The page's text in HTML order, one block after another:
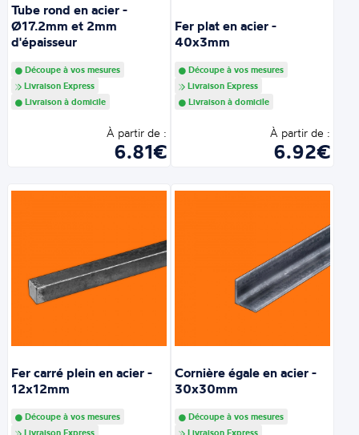
Tube rond en acier -
Ø17.2mm et 2mm
d'épaisseur
Découpe à vos mesures
Livraison Express
Livraison à domicile
À partir de :
6.81€
Fer plat en acier -
40x3mm
Découpe à vos mesures
Livraison Express
Livraison à domicile
À partir de :
6.92€
Fer carré plein en acier -
12x12mm
Découpe à vos mesures
Livraison Express
Cornière égale en acier -
30x30mm
Découpe à vos mesures
Livraison Express